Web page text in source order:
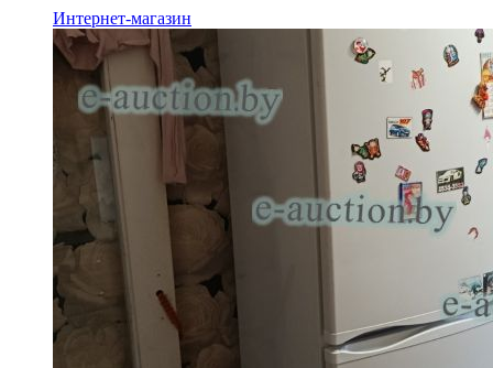
Интернет-магазин